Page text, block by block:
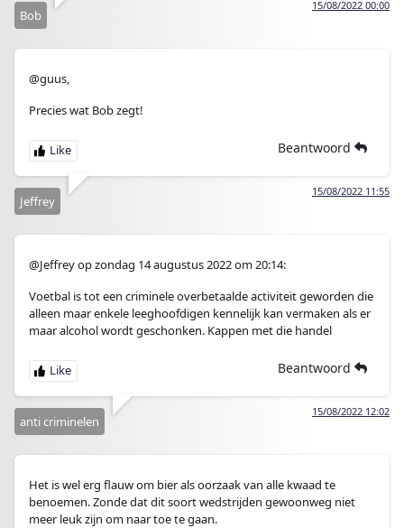
15/08/2022 00:00
Bob
@guus,
Precies wat Bob zegt!
Beantwoord
15/08/2022 11:55
Jeffrey
@Jeffrey op zondag 14 augustus 2022 om 20:14:
Voetbal is tot een criminele overbetaalde activiteit geworden die
alleen maar enkele leeghoofdigen kennelijk kan vermaken als er
maar alcohol wordt geschonken. Kappen met die handel
Beantwoord
15/08/2022 12:02
anti criminelen
Het is wel erg flauw om bier als oorzaak van alle kwaad te
benoemen. Zonde dat dit soort wedstrijden gewoonweg niet
meer leuk zijn om naar toe te gaan.